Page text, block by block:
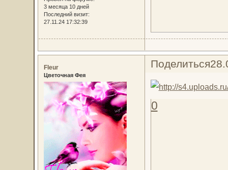
3 месяца 10 дней
Последний визит:
27.11.24 17:32:39
Поделиться
Fleur
Цветочная Фея
0